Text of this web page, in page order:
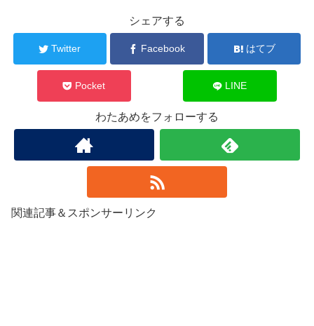
シェアする
Twitter Facebook はてブ
Pocket LINE
わたあめをフォローする
関連記事＆スポンサーリンク